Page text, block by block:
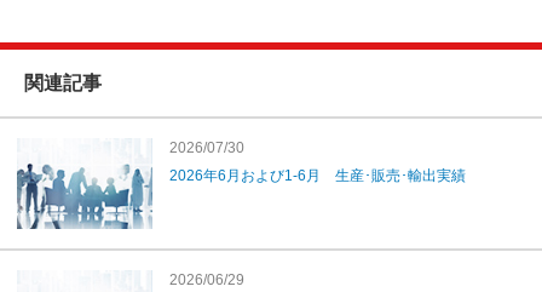
関連記事
2026/07/30
2026年6月および1-6月 生産･販売･輸出実績
2026/06/29